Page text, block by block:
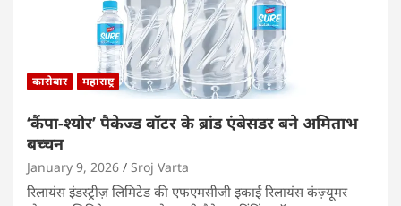
कारोबार महाराष्ट्र
‘कैंपा-श्योर’ पैकेज्ड वॉटर के ब्रांड एंबेसडर बने अमिताभ
बच्चन
January 9, 2026 Sroj Varta
रिलायंस इंडस्ट्रीज़ लिमिटेड की एफएमसीजी इकाई रिलायंस कंज़्यूमर